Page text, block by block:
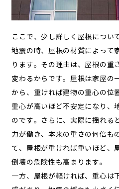
ここで、少し詳しく屋根につい
地震の時、屋根の材質によって
ります。その理由は、屋根の重
変わるからです。屋根は家屋の
から、重ければ建物の重心の位
重心が高いほど不安定になり、
のです。さらに、実際に揺れる
力が働き、本来の重さの何倍も
て、屋根が重ければ重いほど、
倒壊の危険性も高まります。
一方、屋根が軽ければ、重心は